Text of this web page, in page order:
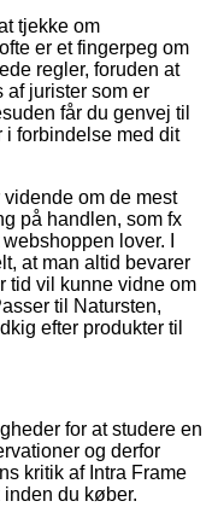
tjekke om
er et fingerpeg om
regler, foruden at
af jurister som er
får du genvej til
forbindelse med dit
om de mest
på handlen, som fx
lover. I
at man altid bevarer
tid vil kunne vidne om
til Natursten,
efter produkter til
for at studere en
og derfor
kritik af Intra Frame
du køber.